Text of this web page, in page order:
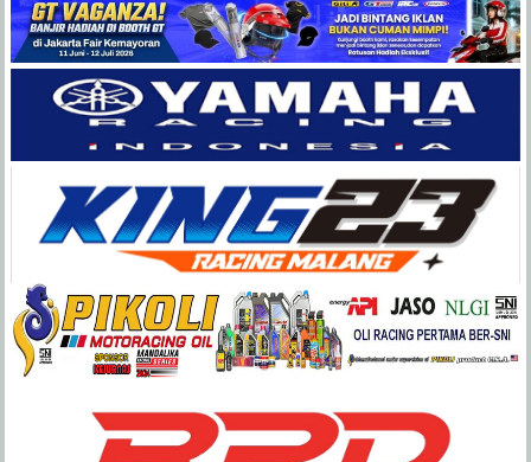
Balap
Paling
Lengkap